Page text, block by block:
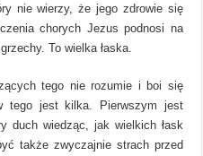
nie wierzy, że jego zdrowie się
chorych Jezus podnosi na
To wielka łaska.
tego nie rozumie i boi się
tego jest kilka. Pierwszym jest
duch wiedząc, jak wielkich łask
także zwyczajnie strach przed